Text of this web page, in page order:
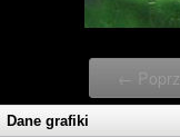
←
Dane grafiki